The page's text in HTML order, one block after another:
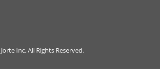
Jorte Inc.All Rights Reserved.